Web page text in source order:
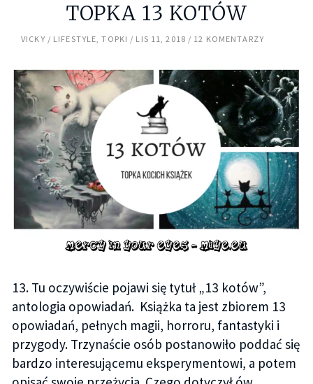
TOPKA 13 KOTÓW
VICKY LIFESTYLE,TOPKI LIS 11, 2018 12 KOMENTARZY
13. Tu oczywiście pojawi się tytuł „13 kotów”,
antologia opowiadań. Książka ta jest zbiorem 13
opowiadań, pełnych magii, horroru, fantastyki i
przygody. Trzynaście osób postanowiło poddać się
bardzo interesującemu eksperymentowi, a potem